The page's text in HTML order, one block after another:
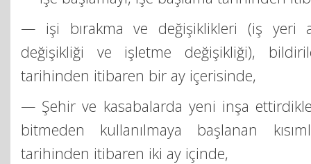
— işi bırakma ve değişiklikleri (iş yeri
değişikliği ve işletme değişikliği),
tarihinden itibaren bir ay içerisinde,
— Şehir ve kasabalarda yeni inşa
bitmeden kullanılmaya başlanan
tarihinden itibaren iki ay içinde,